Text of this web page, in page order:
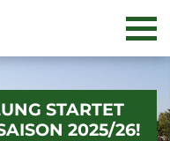
STARTET
2025/26!